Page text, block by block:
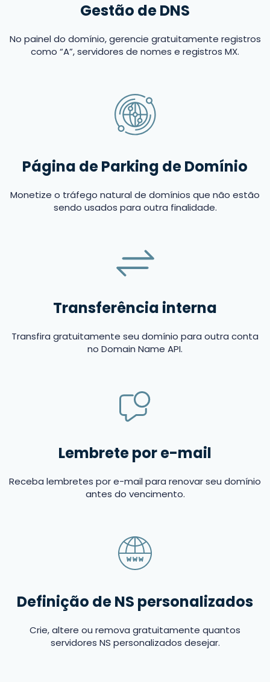
Gestão de DNS
No painel do domínio, gerencie gratuitamente registros
como “A”, servidores de nomes e registros MX.
Página de Parking de Domínio
Monetize o tráfego natural de domínios que não estão
sendo usados para outra finalidade.
Transferência interna
Transfira gratuitamente seu domínio para outra conta
no Domain Name API.
Lembrete por e-mail
Receba lembretes por e-mail para renovar seu domínio
antes do vencimento.
Definição de NS personalizados
Crie, altere ou remova gratuitamente quantos
servidores NS personalizados desejar.